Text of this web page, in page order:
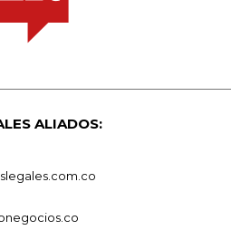
ALIADOS: